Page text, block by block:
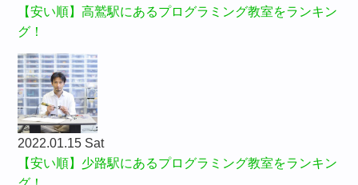
【安い順】高鷲駅にあるプログラミング教室をランキン
グ！
2022.01.15 Sat
【安い順】少路駅にあるプログラミング教室をランキン